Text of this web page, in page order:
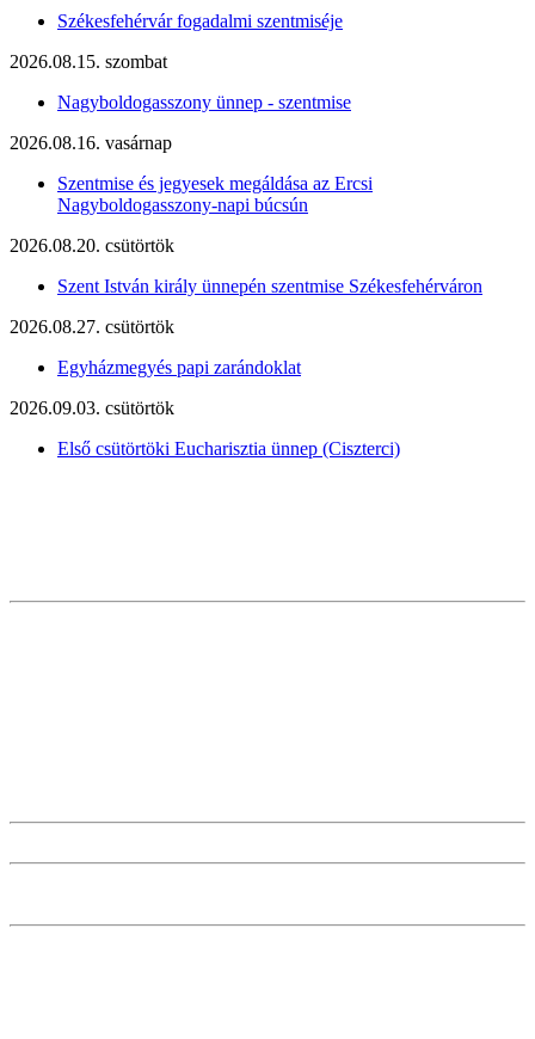
Székesfehérvár fogadalmi szentmiséje
2026.08.15. szombat
Nagyboldogasszony ünnep - szentmise
2026.08.16. vasárnap
Szentmise és jegyesek megáldása az Ercsi
Nagyboldogasszony-napi búcsún
2026.08.20. csütörtök
Szent István király ünnepén szentmise Székesfehérváron
2026.08.27. csütörtök
Egyházmegyés papi zarándoklat
2026.09.03. csütörtök
Első csütörtöki Eucharisztia ünnep (Ciszterci)